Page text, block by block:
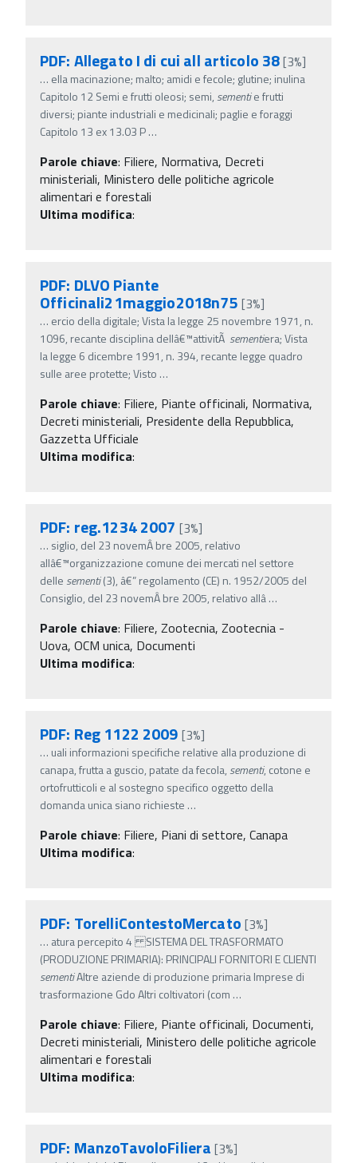
PDF: Allegato I di cui all articolo 38[3%]
… ella macinazione; malto; amidi e fecole; glutine; inulina
Capitolo 12 Semi e frutti oleosi; semi, sementie frutti
diversi; piante industriali e medicinali; paglie e foraggi
Capitolo 13 ex 13.03 P…
Parole chiave: Filiere, Normativa, Decreti
ministeriali, Ministero delle politiche agricole
alimentari e forestali
Ultima modifica:
PDF: DLVO Piante
Officinali21maggio2018n75 [3%]
… ercio della digitale; Vista la legge 25 novembre 1971, n.
1096, recante disciplina dellâ€™attivitÃ sementiera; Vista
la legge 6 dicembre 1991, n. 394, recante legge quadro
sulle aree protette; Visto …
Parole chiave: Filiere, Piante officinali, Normativa,
Decreti ministeriali, Presidente della Repubblica,
Gazzetta Ufficiale
Ultima modifica:
PDF: reg.1234 2007 [3%]
… siglio, del 23 novemÂ­ bre 2005, relativo
allâ€™organizzazione comune dei mercati nel settore
delle sementi(3), â€” regolamento (CE) n. 1952/2005 del
Consiglio, del 23 novemÂ­ bre 2005, relativo allâ…
Parole chiave: Filiere, Zootecnia, Zootecnia -
Uova, OCM unica, Documenti
Ultima modifica:
PDF: Reg 1122 2009 [3%]
… uali informazioni specifiche relative alla produzione di
canapa, frutta a guscio, patate da fecola, sementi, cotone e
ortofrutticoli e al sostegno specifico oggetto della
domanda unica siano richieste …
Parole chiave: Filiere, Piani di settore, Canapa
Ultima modifica:
PDF: TorelliContestoMercato [3%]
… atura percepito 4 SISTEMA DEL TRASFORMATO
(PRODUZIONE PRIMARIA): PRINCIPALI FORNITORI E CLIENTI
sementiAltre aziende di produzione primaria Imprese di
trasformazione Gdo Altri coltivatori (com …
Parole chiave: Filiere, Piante officinali, Documenti,
Decreti ministeriali, Ministero delle politiche agricole
alimentari e forestali
Ultima modifica:
PDF: ManzoTavoloFiliera [3%]